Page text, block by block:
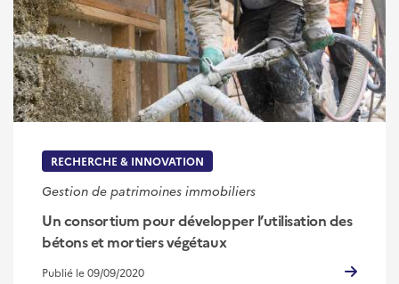
RECHERCHE & INNOVATION
Gestion de patrimoines immobiliers
Un consortium pour développer l’utilisation des
bétons et mortiers végétaux
Publié le 09/09/2020